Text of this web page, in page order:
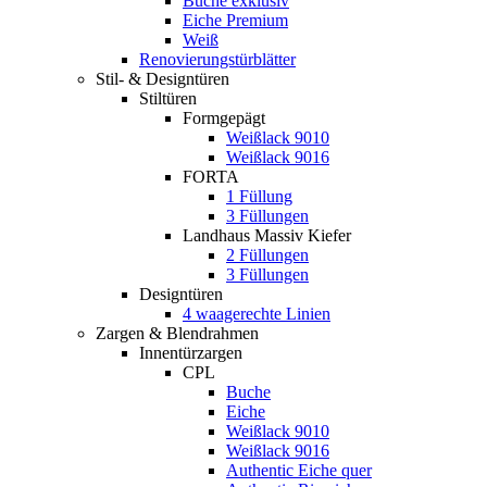
Eiche Premium
Weiß
Renovierungstürblätter
Stil- & Designtüren
Stiltüren
Formgepägt
Weißlack 9010
Weißlack 9016
FORTA
1 Füllung
3 Füllungen
Landhaus Massiv Kiefer
2 Füllungen
3 Füllungen
Designtüren
4 waagerechte Linien
Zargen & Blendrahmen
Innentürzargen
CPL
Buche
Eiche
Weißlack 9010
Weißlack 9016
Authentic Eiche quer